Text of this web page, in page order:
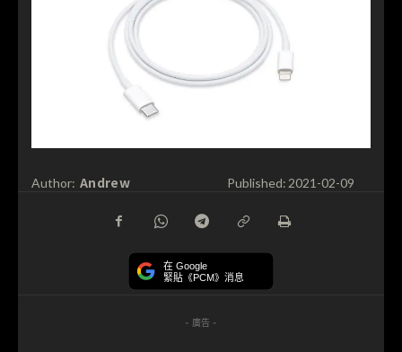
Author: Andrew Published: 2021-02-09
在 Google
緊貼《PCM》消息
- 廣告 -